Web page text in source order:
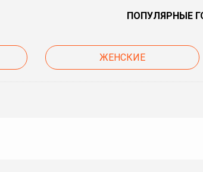
ПОПУЛЯРНЫЕ
ЖЕНСКИЕ